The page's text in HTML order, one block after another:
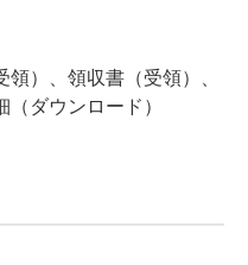
）、領収書（受領）、
ダウンロード）